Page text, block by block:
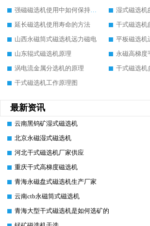
强磁磁选机使用中如何保持其顺畅运行
延长磁选机使用寿命的方法
干式磁选机
山西永磁筒式磁选机远力磁电
平板磁选机
山东辊式磁选机原理
永磁高梯度
涡电流金属分选机的原理
干式磁选机
干式磁选机工作原理图
最新资讯
云南黑钨矿湿式磁选机
北京永磁湿式磁选机
河北干式磁选机厂家供应
重庆干式高梯度磁选机
青海永磁盘式磁选机生产厂家
云南ctb永磁筒式磁选机
青海大型干式磁选机是如何选矿的